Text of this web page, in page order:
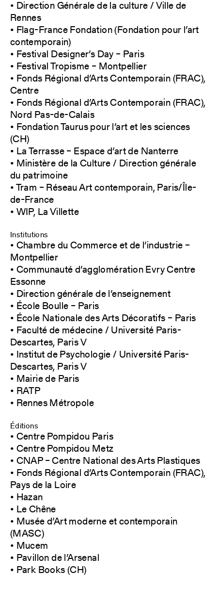
• Direction Générale de la culture / Ville de
Rennes
• Flag-France Fondation (Fondation pour l’art
contemporain)
• Festival Designer’s Day – Paris
• Festival Tropisme – Montpellier
• Fonds Régional d’Arts Contemporain (FRAC),
Centre
• Fonds Régional d’Arts Contemporain (FRAC),
Nord Pas-de-Calais
• Fondation Taurus pour l’art et les sciences
(CH)
• La Terrasse – Espace d’art de Nanterre
• Ministère de la Culture / Direction générale
du patrimoine
• Tram – Réseau Art contemporain, Paris/Île-
de-France
• WIP, La Villette
Institutions
• Chambre du Commerce et de l’industrie –
Montpellier
• Communauté d’agglomération Evry Centre
Essonne
• Direction générale de l’enseignement
• École Boulle – Paris
• École Nationale des Arts Décoratifs – Paris
• Faculté de médecine / Université Paris-
Descartes, Paris V
• Institut de Psychologie / Université Paris-
Descartes, Paris V
• Mairie de Paris
• RATP
• Rennes Métropole
Éditions
• Centre Pompidou Paris
• Centre Pompidou Metz
• CNAP – Centre National des Arts Plastiques
• Fonds Régional d’Arts Contemporain (FRAC),
Pays de la Loire
• Hazan
• Le Chêne
• Musée d’Art moderne et contemporain
(MASC)
• Mucem
• Pavillon de l’Arsenal
• Park Books (CH)